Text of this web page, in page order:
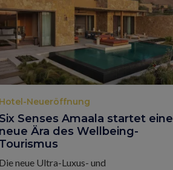
Neueröffnung
Senses Amaala startet eine
Ära des Wellbeing-
neue Ultra-Luxus- und